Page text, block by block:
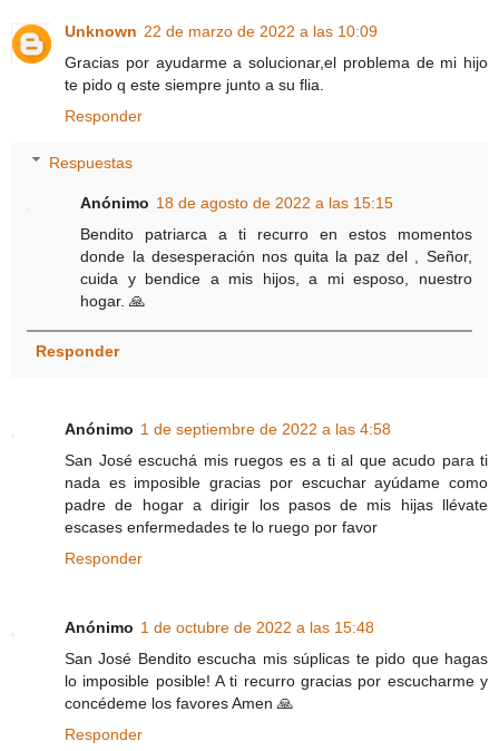
Unknown 22 de marzo de 2022 a las 10:09
Gracias por ayudarme a solucionar,el problema de mi hijo
te pido q este siempre junto a su flia.
Responder
Respuestas
Anónimo 18 de agosto de 2022 a las 15:15
Bendito patriarca a ti recurro en estos momentos
donde la desesperación nos quita la paz del , Señor,
cuida y bendice a mis hijos, a mi esposo, nuestro
hogar. 🙏
Responder
Anónimo 1 de septiembre de 2022 a las 4:58
San José escuchá mis ruegos es a ti al que acudo para ti
nada es imposible gracias por escuchar ayúdame como
padre de hogar a dirigir los pasos de mis hijas llévate
escases enfermedades te lo ruego por favor
Responder
Anónimo 1 de octubre de 2022 a las 15:48
San José Bendito escucha mis súplicas te pido que hagas
lo imposible posible! A ti recurro gracias por escucharme y
concédeme los favores Amen 🙏
Responder